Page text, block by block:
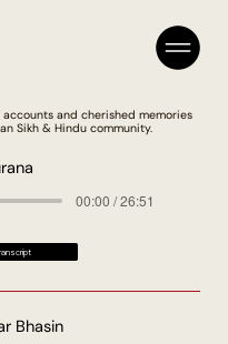
accounts and cherished memories
Sikh & Hindu community.
00:00 / 26:51
Bhasin